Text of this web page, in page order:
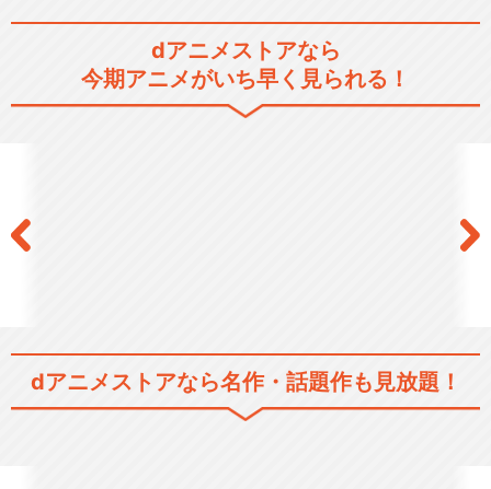
dアニメストアなら
今期アニメがいち早く見られる！
dアニメストアなら名作・話題作も見放題！